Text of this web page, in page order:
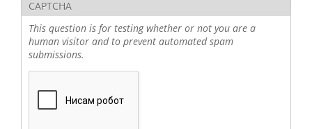
CAPTCHA
This question is for testing whether or not you are a
human visitor and to prevent automated spam
submissions.